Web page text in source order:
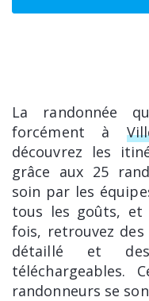
La randonnée
forcément à
découvrez les
grâce aux 25
soin par les
tous les goûts, et
fois, retrouvez
détaillé et
téléchargeables.
randonneurs se